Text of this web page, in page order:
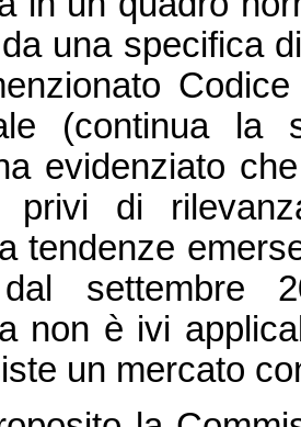
una specifica
(continua la
evidenziato
privi di
tendenze
dal settembre
non è ivi
un mercato